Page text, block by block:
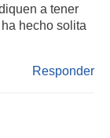
a tener
hecho solita
Responder